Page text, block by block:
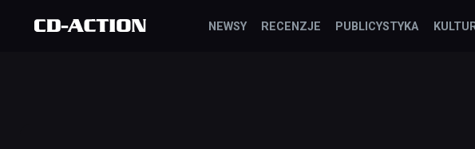
NEWSY RECENZJE PUBLICYSTYKA